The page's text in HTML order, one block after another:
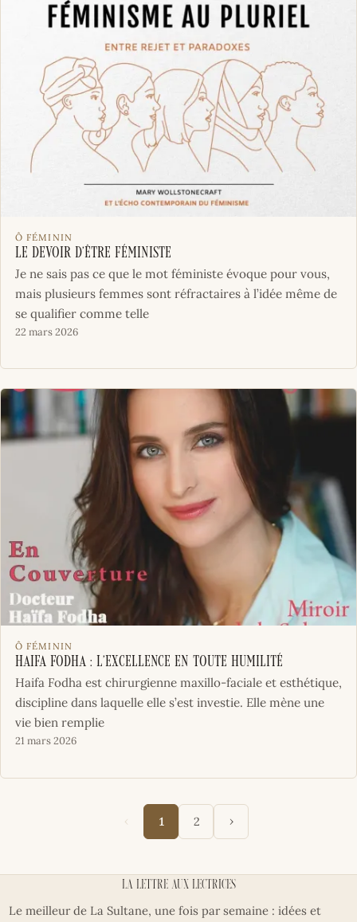
Ô FÉMININ
Le devoir d’être féministe
Je ne sais pas ce que le mot féministe évoque pour vous,
mais plusieurs femmes sont réfractaires à l’idée même de
se qualifier comme telle
22 mars 2026
Ô FÉMININ
Haifa Fodha : l’excellence en toute humilité
Haifa Fodha est chirurgienne maxillo-faciale et esthétique,
discipline dans laquelle elle s’est investie. Elle mène une
vie bien remplie
21 mars 2026
‹ 1 2 ›
La lettre aux lectrices
Le meilleur de La Sultane, une fois par semaine : idées et